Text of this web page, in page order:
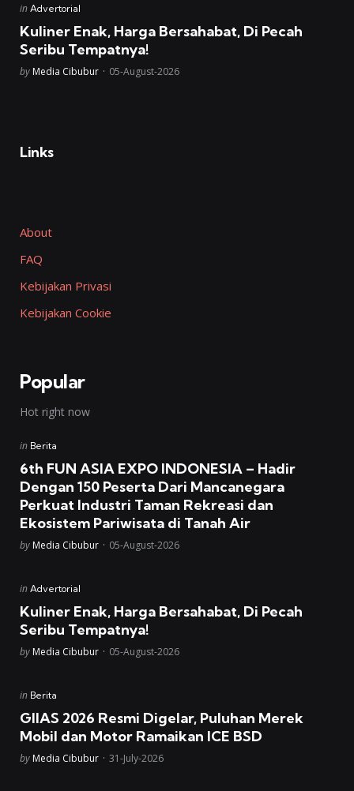
Posted
in Advertorial
Kuliner Enak, Harga Bersahabat, Di Pecah
Seribu Tempatnya!
Posted
by Media Cibubur 05-August-2026
Links
About
FAQ
Kebijakan Privasi
Kebijakan Cookie
Popular
Hot right now
Posted
in Berita
6th FUN ASIA EXPO INDONESIA – Hadir
Dengan 150 Peserta Dari Mancanegara
Perkuat Industri Taman Rekreasi dan
Ekosistem Pariwisata di Tanah Air
Posted
by Media Cibubur 05-August-2026
Posted
in Advertorial
Kuliner Enak, Harga Bersahabat, Di Pecah
Seribu Tempatnya!
Posted
by Media Cibubur 05-August-2026
Posted
in Berita
GIIAS 2026 Resmi Digelar, Puluhan Merek
Mobil dan Motor Ramaikan ICE BSD
Posted
by Media Cibubur 31-July-2026